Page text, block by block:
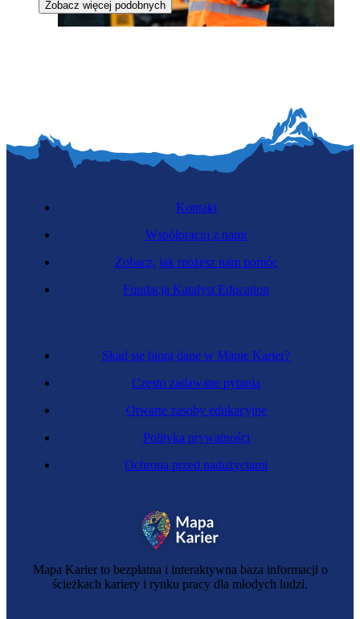
Specjalista przemysłu mody
Mechanik precyzyjny
Zobacz więcej podobnych
Mapa Karier to bezpłatna i interaktywna baza informacji o
ścieżkach kariery i rynku pracy dla młodych ludzi.
Skąd się biorą dane w Mapie Karier?
Często zadawane pytania
Otwarte zasoby edukacyjne
Polityka prywatności
Ochrona przed nadużyciami
Kontakt
Współpracuj z nami
Zobacz, jak możesz nam pomóc
Fundacja Katalyst Education